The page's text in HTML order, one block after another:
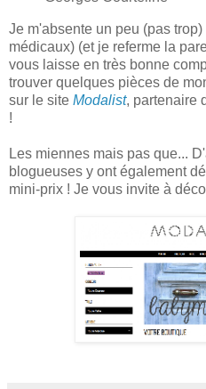
Je m'absente un peu (pas trop)
médicaux) (et je referme la
vous laisse en très bonne
trouver quelques pièces de
sur le site Modalist, partenaire
!
Les miennes mais pas que...
blogueuses y ont également
mini-prix ! Je vous invite à